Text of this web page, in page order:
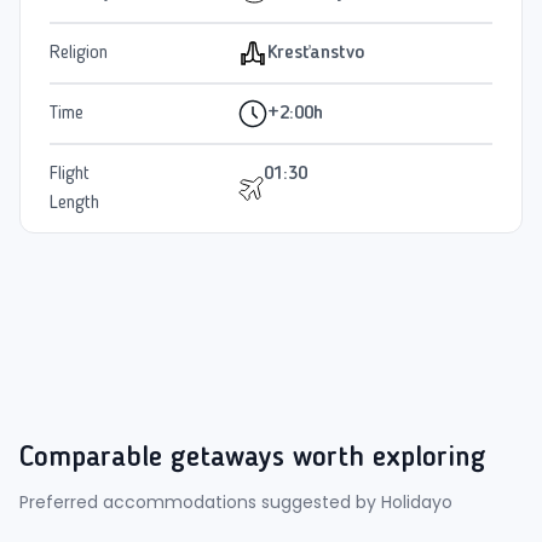
Religion Kresťanstvo
Time +2:00h
Flight
Length
01:30
Comparable getaways worth exploring
Preferred accommodations suggested by Holidayo